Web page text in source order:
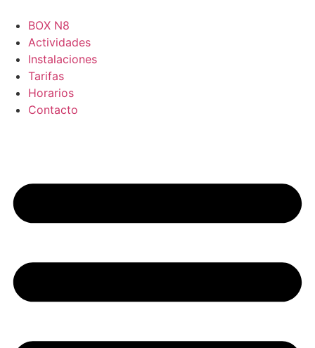
contenido
BOX N8
Actividades
Instalaciones
Tarifas
Horarios
Contacto